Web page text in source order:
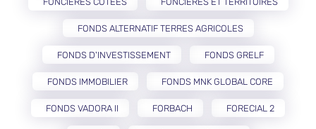
FONDS ALTERNATIF TERRES AGRICOLES
FONDS D'INVESTISSEMENT FONDS GRELF
FONDS IMMOBILIER FONDS MNK GLOBAL CORE
FONDS VADORA II FORBACH FORECIAL 2